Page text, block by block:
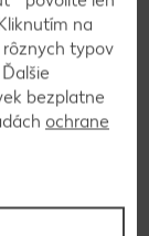
na
typov
bezplatne
ochrane